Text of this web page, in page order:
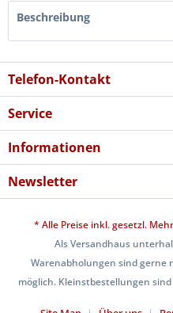
Beschreibung
Telefon-Kontakt
Service
Informationen
Newsletter
* Alle Preise inkl. gesetzl.
Als Versandhaus
Warenabholungen sind gerne
möglich. Kleinstbestellungen